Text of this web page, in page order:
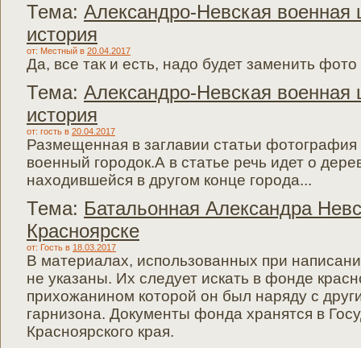
Тема: Александро-Невская военная
история
от: Местный в 20.04.2017
Да, все так и есть, надо будет заменить фото
Тема: Александро-Невская военная
история
от: гость в 20.04.2017
Размещенная в заглавии статьи фотография
военный городок.А в статье речь идет о
находившейся в другом конце города...
Тема: Батальонная Александра
Красноярске
от: Гость в 18.03.2017
В материалах, использованных при
не указаны. Их следует искать в фонде
прихожанином которой он был наряду с
гарнизона. Документы фонда хранятся в
Красноярского края.